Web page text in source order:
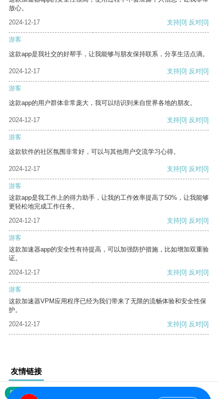
放心。
2024-12-17
支持[0] 反对[0]
游客
这款app是我社交的好帮手，让我能够与朋友保持联系，分享生活点滴。
2024-12-17 支持[0] 反对[0]
游客
这款app的用户群体非常庞大，我可以结识到来自世界各地的朋友。
2024-12-17 支持[0] 反对[0]
游客
这款软件的社区氛围非常好，可以与其他用户交流学习心得。
2024-12-17 支持[0] 反对[0]
游客
这款app是我工作上的得力助手，让我的工作效率提高了50%，让我能够
更轻松地完成工作任务。
2024-12-17
支持[0] 反对[0]
游客
这款加速器app的安全性有待提高，可以加强防护措施，比如增加双重验
证。
2024-12-17
支持[0] 反对[0]
游客
这款加速器VPM应用程序已经为我们带来了无限的流畅体验和安全性保
护。
2024-12-17
支持[0] 反对[0]
友情链接
网站地图